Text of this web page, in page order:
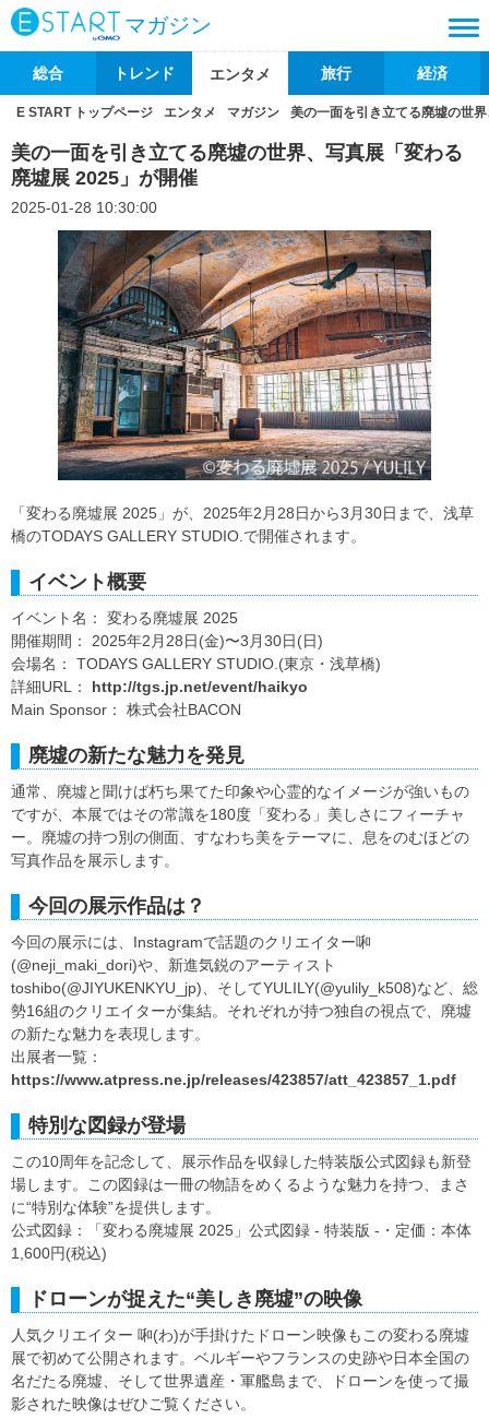
マガジン
総合 トレンド エンタメ 旅行 経済
E START トップページ エンタメ マガジン 美の一面を引き立てる廃墟の世
美の一面を引き立てる廃墟の世界、写真展「変わる
廃墟展 2025」が開催
2025-01-28 10:30:00
「変わる廃墟展 2025」が、2025年2月28日から3月30日まで、浅草
橋のTODAYS GALLERY STUDIO.で開催されます。
イベント概要
イベント名： 変わる廃墟展 2025
開催期間： 2025年2月28日(金)〜3月30日(日)
会場名： TODAYS GALLERY STUDIO.(東京・浅草橋)
詳細URL： http://tgs.jp.net/event/haikyo
Main Sponsor： 株式会社BACON
廃墟の新たな魅力を発見
通常、廃墟と聞けば朽ち果てた印象や心霊的なイメージが強いもの
ですが、本展ではその常識を180度「変わる」美しさにフィーチャ
ー。廃墟の持つ別の側面、すなわち美をテーマに、息をのむほどの
写真作品を展示します。
今回の展示作品は？
今回の展示には、Instagramで話題のクリエイター啝
(@neji_maki_dori)や、新進気鋭のアーティスト
toshibo(@JIYUKENKYU_jp)、そしてYULILY(@yulily_k508)など、総
勢16組のクリエイターが集結。それぞれが持つ独自の視点で、廃墟
の新たな魅力を表現します。
出展者一覧：
https://www.atpress.ne.jp/releases/423857/att_423857_1.pdf
特別な図録が登場
この10周年を記念して、展示作品を収録した特装版公式図録も新登
場します。この図録は一冊の物語をめくるような魅力を持つ、まさ
に“特別な体験”を提供します。
公式図録：「変わる廃墟展 2025」公式図録 - 特装版 -・定価：本体
1,600円(税込)
ドローンが捉えた“美しき廃墟”の映像
人気クリエイター 啝(わ)が手掛けたドローン映像もこの変わる廃墟
展で初めて公開されます。ベルギーやフランスの史跡や日本全国の
名だたる廃墟、そして世界遺産・軍艦島まで、ドローンを使って撮
影された映像はぜひご覧ください。